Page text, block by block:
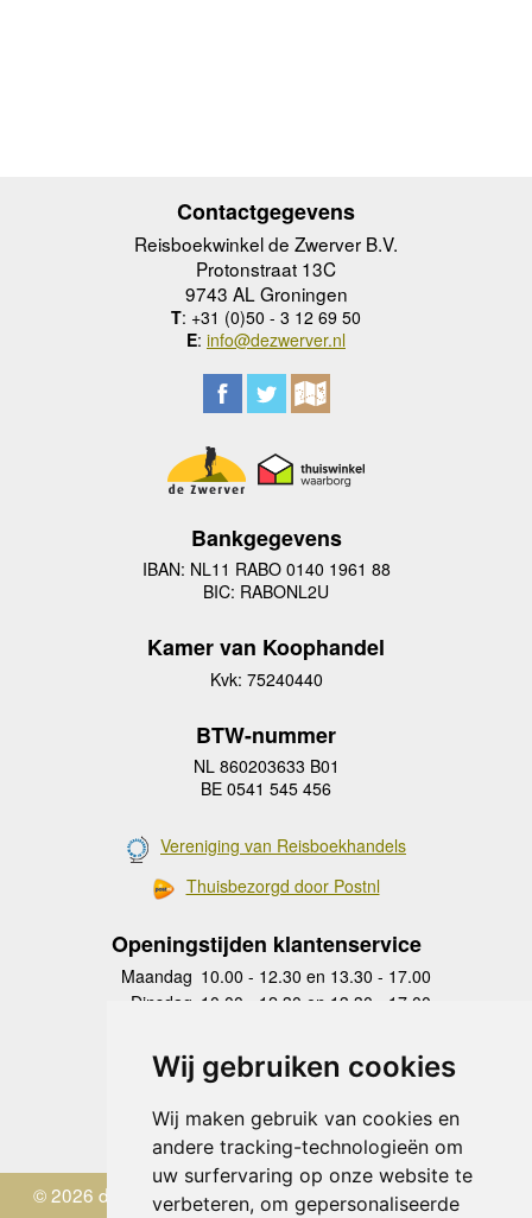
Wij gebruiken cookies
Wij maken gebruik van cookies en
andere tracking-technologieën om
uw surfervaring op onze website te
verbeteren, om gepersonaliseerde
Contactgegevens
Reisboekwinkel de Zwerver B.V.
Protonstraat 13C
9743 AL Groningen
T: +31 (0)50 - 3 12 69 50
E: info@dezwerver.nl
Bankgegevens
IBAN: NL11 RABO 0140 1961 88
BIC: RABONL2U
Kamer van Koophandel
Kvk: 75240440
BTW-nummer
NL 860203633 B01
BE 0541 545 456
Vereniging van Reisboekhandels
Thuisbezorgd door Postnl
Openingstijden klantenservice
Maandag 10.00 - 12.30 en 13.30 - 17.00
Dinsdag 10.00 - 12.30 en 13.30 - 17.00
Donderdag
10.00 - 12.30 en 13.30 - 17.00
Vrijdag 10.00 - 12.30 en 13.30 - 17.00
Zaterdag
gesloten
Zondag gesloten
© 2026 de Zwerver